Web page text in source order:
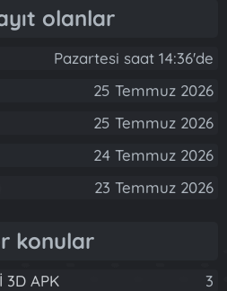
olanlar
Pazartesi saat 14:36'de
25 Temmuz 2026
25 Temmuz 2026
24 Temmuz 2026
23 Temmuz 2026
konular
3D APK 3